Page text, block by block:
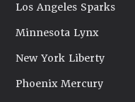
Los Angeles Sparks
Minnesota Lynx
New York Liberty
Phoenix Mercury